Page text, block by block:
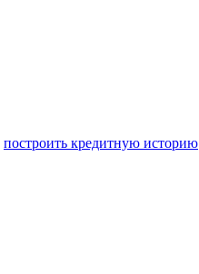
построить кредитную историю